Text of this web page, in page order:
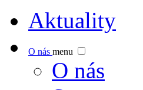
Aktuality
O nás menu
O nás